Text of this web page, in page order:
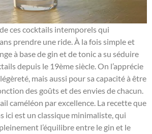
ces cocktails intemporels qui
prendre une ride. À la fois simple et
à base de gin et de tonic a su séduire
depuis le 19ème siècle. On l’apprécie
mais aussi pour sa capacité à être
des goûts et des envies de chacun.
caméléon par excellence. La recette que
ici est un classique minimaliste, qui
l’équilibre entre le gin et le